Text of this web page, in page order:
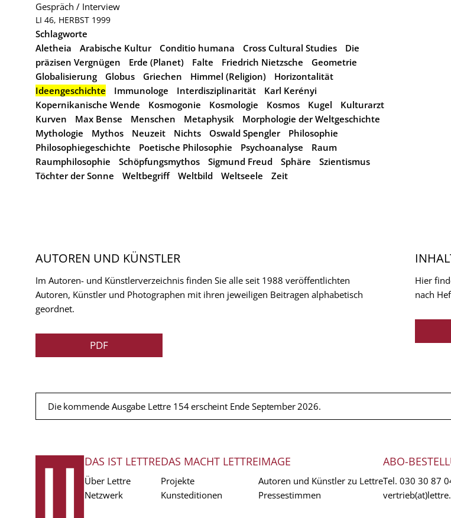
Gespräch / Interview
LI 46, HERBST 1999
Schlagworte
Aletheia
Arabische Kultur Conditio humana Cross Cultural Studies
Die
präzisen Vergnügen
Erde (Planet) Falte Friedrich Nietzsche
Geometrie
Globalisierung
Globus Griechen Himmel (Religion)
Horizontalität
Ideengeschichte
Immunologe Interdisziplinarität
Karl Kerényi
Kopernikanische Wende
Kosmogonie Kosmologie Kosmos Kugel
Kulturarzt
Kurven
Max Bense Menschen Metaphysik
Morphologie der Weltgeschichte
Mythologie
Mythos Neuzeit Nichts Oswald Spengler
Philosophie
Philosophiegeschichte
Poetische Philosophie Psychoanalyse
Raum
Raumphilosophie
Schöpfungsmythos Sigmund Freud Sphäre
Szientismus
Töchter der Sonne
Weltbegriff Weltbild Weltseele Zeit
AUTOREN UND KÜNSTLER
Im Autoren- und Künstlerverzeichnis finden Sie alle seit 1988 veröffentlichten
Autoren, Künstler und Photographen mit ihren jeweiligen Beitragen alphabetisch
geordnet.
PDF
Hier
nach
Die kommende Ausgabe Lettre 154 erscheint Ende September 2026.
FUSSZEILE
DAS IST LETTRE
Über Lettre
Netzwerk
DAS MACHT LETTRE
Projekte
Kunsteditionen
IMAGE
Autoren und Künstler zu Lettre
Pressestimmen
ABO-
Tel. 030 30 87